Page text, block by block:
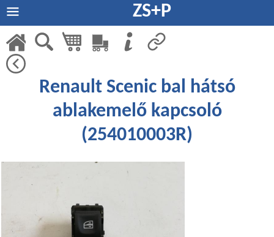
ZS+P
Renault Scenic bal hátsó
ablakemelő kapcsoló
(254010003R)